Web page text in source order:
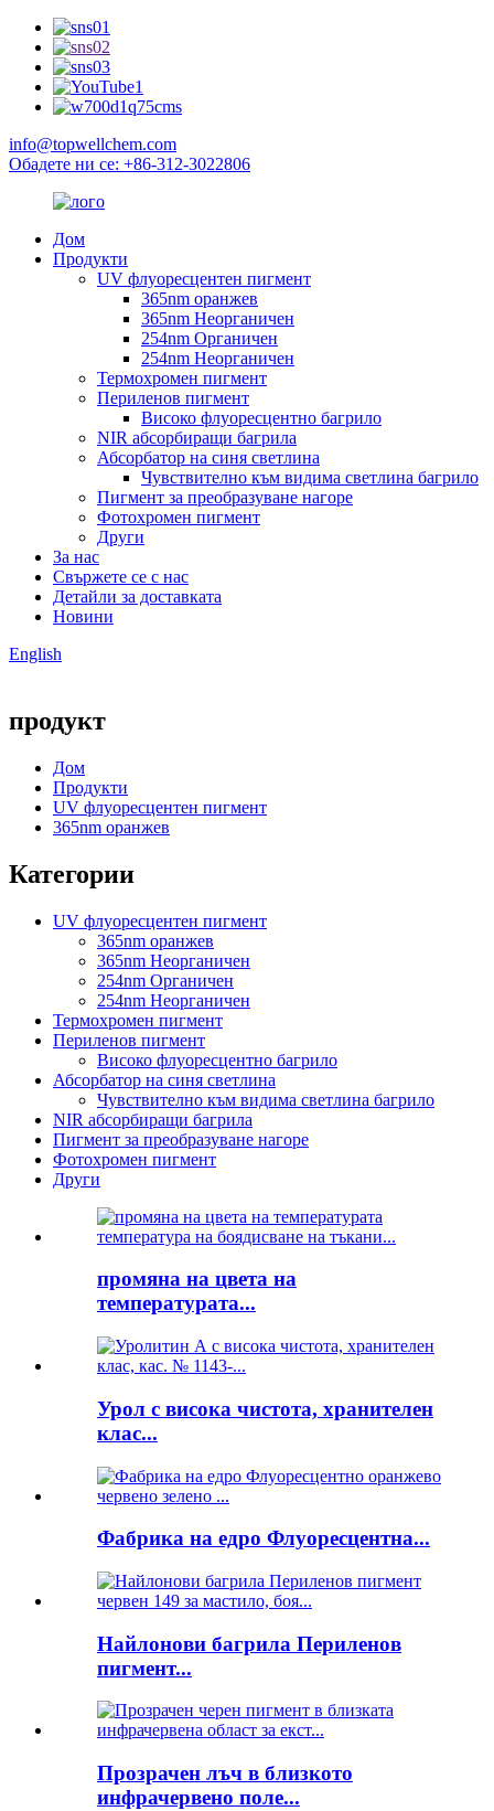
info@topwellchem.com
Обадете ни се: +86-312-3022806
Дом
Продукти
UV флуоресцентен пигмент
365nm оранжев
365nm Неорганичен
254nm Органичен
254nm Неорганичен
Термохромен пигмент
Периленов пигмент
Високо флуоресцентно багрило
NIR абсорбиращи багрила
Абсорбатор на синя светлина
Чувствително към видима светлина багрило
Пигмент за преобразуване нагоре
Фотохромен пигмент
Други
За нас
Свържете се с нас
Детайли за доставката
Новини
English
продукт
Дом
Продукти
UV флуоресцентен пигмент
365nm оранжев
Категории
UV флуоресцентен пигмент
365nm оранжев
365nm Неорганичен
254nm Органичен
254nm Неорганичен
Термохромен пигмент
Периленов пигмент
Високо флуоресцентно багрило
Абсорбатор на синя светлина
Чувствително към видима светлина багрило
NIR абсорбиращи багрила
Пигмент за преобразуване нагоре
Фотохромен пигмент
Други
промяна на цвета на
температурата...
Урол с висока чистота, хранителен
клас...
Фабрика на едро Флуоресцентна...
Найлонови багрила Периленов
пигмент...
Прозрачен лъч в близкото
инфрачервено поле...